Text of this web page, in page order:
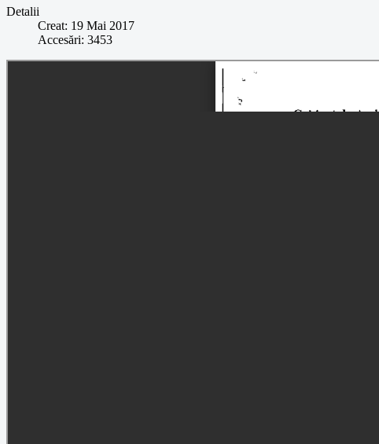
Detalii
Creat: 19 Mai 2017
Accesări: 3453